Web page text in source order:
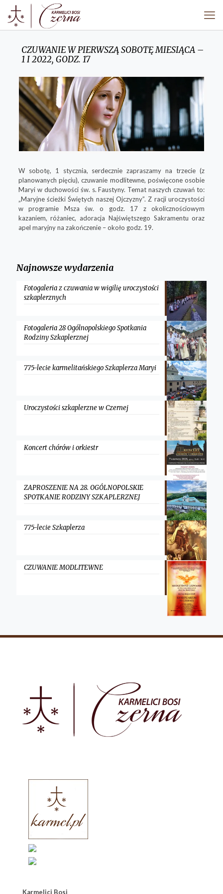
CZUWANIE W PIERWSZĄ SOBOTĘ MIESIĄCA –
1 I 2022, GODZ. 17
W sobotę, 1 stycznia, serdecznie zapraszamy na trzecie (z
planowanych pięciu), czuwanie modlitewne, poświęcone osobie
Maryi w duchowości św. s. Faustyny. Temat naszych czuwań to:
„Maryjne ścieżki Świętych naszej Ojczyzny”. Z racji uroczystości
w programie Msza św. o godz. 17 z okolicznościowym
kazaniem, różaniec, adoracja Najświętszego Sakramentu oraz
apel maryjny na zakończenie – około godz. 19.
Najnowsze wydarzenia
Fotogaleria z czuwania w wigilię uroczystości
szkaplerznych
Fotogaleria 28 Ogólnopolskiego Spotkania
Rodziny Szkaplerznej
775-lecie karmelitańskiego Szkaplerza Maryi
Uroczystości szkaplerzne w Czernej
Koncert chórów i orkiestr
ZAPROSZENIE NA 28. OGÓLNOPOLSKIE
SPOTKANIE RODZINY SZKAPLERZNEJ
775-lecie Szkaplerza
CZUWANIE MODLITEWNE
Karmelici Bosi